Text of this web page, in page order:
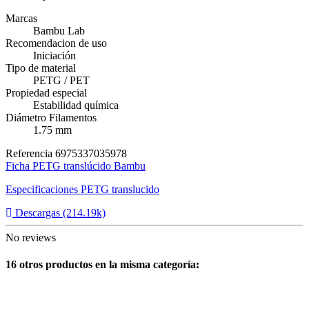
Marcas
Bambu Lab
Recomendacion de uso
Iniciación
Tipo de material
PETG / PET
Propiedad especial
Estabilidad química
Diámetro Filamentos
1.75 mm
Referencia 6975337035978
Ficha PETG translúcido Bambu
Especificaciones PETG translucido
Descargas (214.19k)
No reviews
16 otros productos en la misma categoría: